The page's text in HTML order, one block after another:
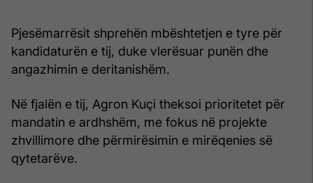
Pjesëmarrësit shprehën mbështetjen e tyre për
kandidaturën e tij, duke vlerësuar punën dhe
angazhimin e deritanishëm.
Në fjalën e tij, Agron Kuçi theksoi prioritetet për
mandatin e ardhshëm, me fokus në projekte
zhvillimore dhe përmirësimin e mirëqenies së
qytetarëve.